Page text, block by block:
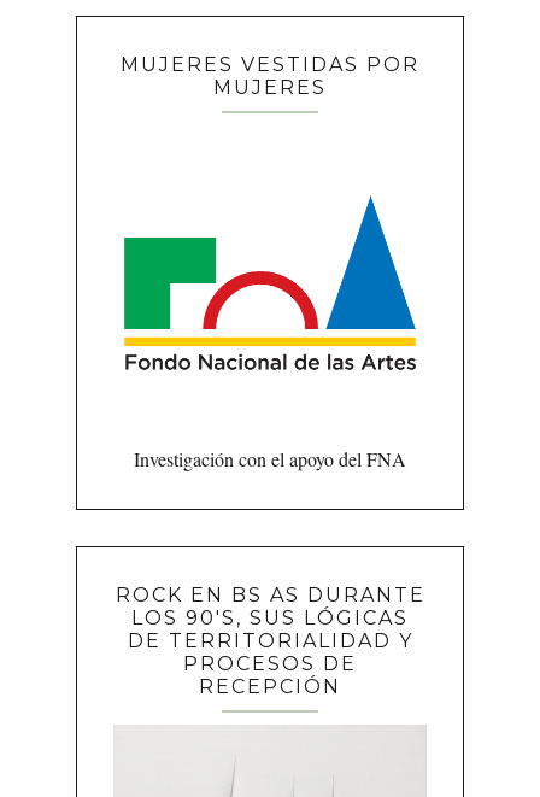
MUJERES VESTIDAS POR
MUJERES
Investigación con el apoyo del FNA
ROCK EN BS AS DURANTE
LOS 90'S, SUS LÓGICAS
DE TERRITORIALIDAD Y
PROCESOS DE
RECEPCIÓN